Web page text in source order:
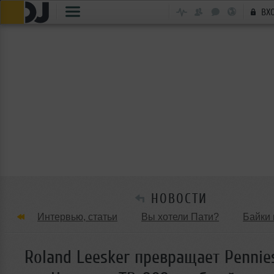
НОВОСТИ
Интервью, статьи Вы хотели Пати? Байки
Танцевальные стили Обзоры Вечеринок и
Roland Leesker превращает